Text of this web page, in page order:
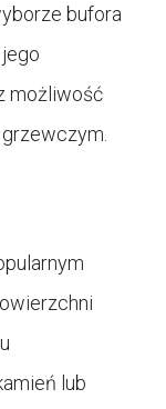
bufora
możliwość
lub